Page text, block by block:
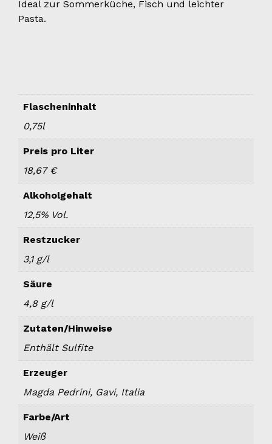
Ideal zur Sommerküche, Fisch und leichter
Pasta.
Flascheninhalt
0,75l
Preis pro Liter
18,67 €
Alkoholgehalt
12,5% Vol.
Restzucker
3,1 g/l
Säure
4,8 g/l
Zutaten/Hinweise
Enthält Sulfite
Erzeuger
Magda Pedrini, Gavi, Italia
Farbe/Art
Weiß